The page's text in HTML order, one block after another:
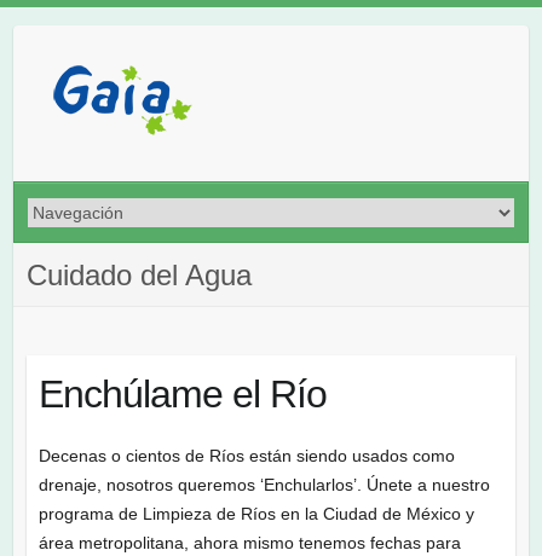
Cuidado del Agua
Enchúlame el Río
Decenas o cientos de Ríos están siendo usados como
drenaje, nosotros queremos ‘Enchularlos’. Únete a nuestro
programa de Limpieza de Ríos en la Ciudad de México y
área metropolitana, ahora mismo tenemos fechas para